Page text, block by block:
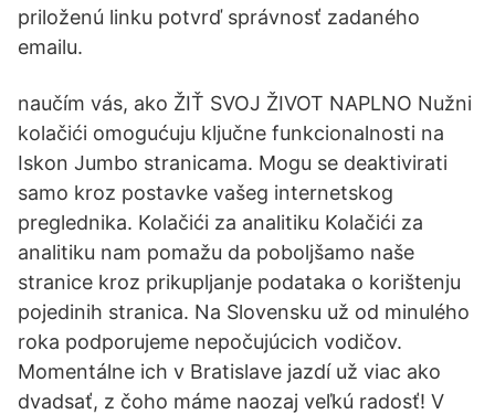
priloženú linku potvrď správnosť zadaného
emailu.
naučím vás, ako ŽIŤ SVOJ ŽIVOT NAPLNO Nužni
kolačići omogućuju ključne funkcionalnosti na
Iskon Jumbo stranicama. Mogu se deaktivirati
samo kroz postavke vašeg internetskog
preglednika. Kolačići za analitiku Kolačići za
analitiku nam pomažu da poboljšamo naše
stranice kroz prikupljanje podataka o korištenju
pojedinih stranica. Na Slovensku už od minulého
roka podporujeme nepočujúcich vodičov.
Momentálne ich v Bratislave jazdí už viac ako
dvadsať, z čoho máme naozaj veľkú radosť! V